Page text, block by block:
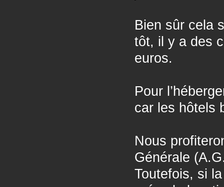
Bien sûr cela
tôt, il y a des
euros.
Pour
car les hôtels
Nous
Générale
Toutefois, si